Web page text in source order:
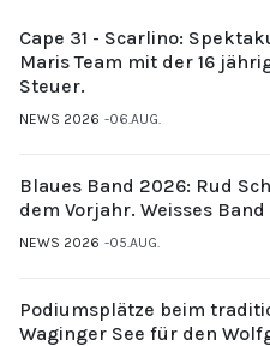
Cape 31 - Scarlino:
Maris Team mit der 16
Steuer.
NEWS 2026 06.AUG.
Blaues Band 2026: Rud
dem Vorjahr. Weisses
NEWS 2026 05.AUG.
Podiumsplätze beim
Waginger See für den